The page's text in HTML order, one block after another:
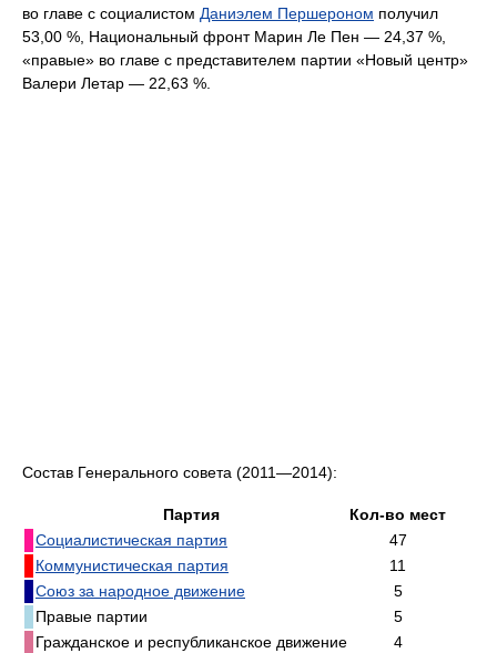
во главе с социалистом Даниэлем Першероном получил
53,00 %, Национальный фронт Марин Ле Пен — 24,37 %,
«правые» во главе с представителем партии «Новый центр»
Валери Летар — 22,63 %.
Состав Генерального совета (2011—2014):
Партия
Кол-во мест
Социалистическая партия
47
Коммунистическая партия
11
Союз за народное движение
5
Правые партии
5
Гражданское и республиканское движение
4